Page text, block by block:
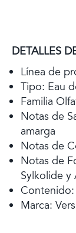
DETALLES
Línea de
Tipo: Eau
Familia
Notas de
amarga
Notas de
Notas de
Sylkolide y
Marca: